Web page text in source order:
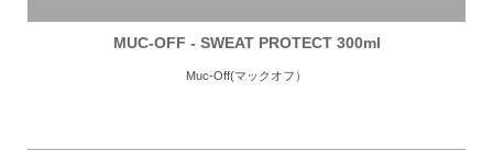
MUC-OFF - SWEAT PROTECT 300ml
Muc-Off(マックオフ）